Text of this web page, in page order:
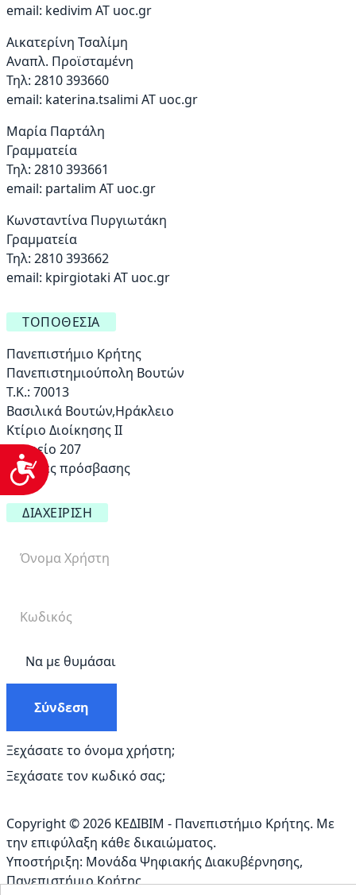
Προσβασιμότητα
email: kedivim AT uoc.gr
Αικατερίνη Τσαλίμη
Αναπλ. Προϊσταμένη
Τηλ: 2810 393660
email: katerina.tsalimi ΑΤ uoc.gr
Μαρία Παρτάλη
Γραμματεία
Τηλ: 2810 393661
email: partalim AT uoc.gr
Κωνσταντίνα Πυργιωτάκη
Γραμματεία
Τηλ: 2810 393662
email: kpirgiotaki AT uoc.gr
ΤΟΠΟΘΕΣΊΑ
Πανεπιστήμιο Κρήτης
Πανεπιστημιούπολη Βουτών
Τ.Κ.: 70013
Βασιλικά Βουτών,Ηράκλειο
Κτίριο Διοίκησης ΙΙ
Γραφείο 207
Οδηγίες πρόσβασης
ΔΙΑΧΕΊΡΙΣΗ
Να με θυμάσαι
Σύνδεση
Ξεχάσατε το όνομα χρήστη;
Ξεχάσατε τον κωδικό σας;
Copyright © 2026 ΚΕΔΙΒΙΜ - Πανεπιστήμιο Κρήτης. Με
την επιφύλαξη κάθε δικαιώματος.
Υποστήριξη: Μονάδα Ψηφιακής Διακυβέρνησης,
Πανεπιστήμιο Κρήτης